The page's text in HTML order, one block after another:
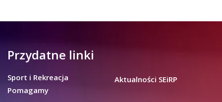
Przydatne linki
Sport i Rekreacja
Pomagamy
Aktualności SEiRP